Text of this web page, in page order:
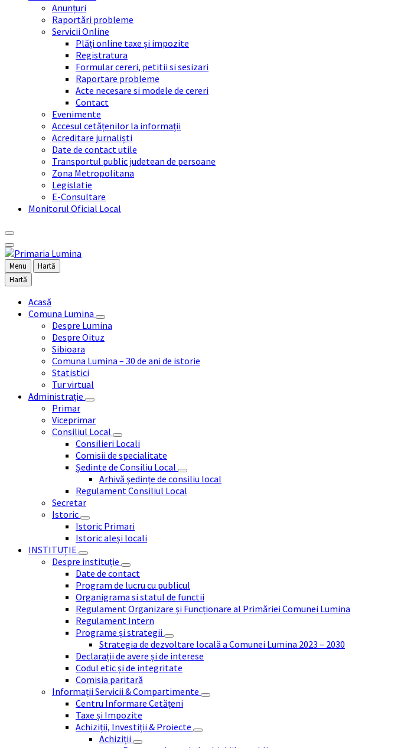
Anunțuri
Raportări probleme
Servicii Online
Plăți online taxe și impozite
Registratura
Formular cereri, petitii si sesizari
Raportare probleme
Acte necesare si modele de cereri
Contact
Evenimente
Accesul cetățenilor la informații
Acreditare jurnaliști
Date de contact utile
Transportul public judetean de persoane
Zona Metropolitana
Legislatie
E-Consultare
Monitorul Oficial Local
Menu
Hartă
Hartă
Acasă
Comuna Lumina
Despre Lumina
Despre Oituz
Sibioara
Comuna Lumina – 30 de ani de istorie
Statistici
Tur virtual
Administrație
Primar
Viceprimar
Consiliul Local
Consilieri Locali
Comisii de specialitate
Ședinte de Consiliu Local
Arhivă ședințe de consiliu local
Regulament Consiliul Local
Secretar
Istoric
Istoric Primari
Istoric aleși locali
INSTITUȚIE
Despre instituție
Date de contact
Program de lucru cu publicul
Organigrama si statul de functii
Regulament Organizare și Funcționare al Primăriei Comunei Lumina
Regulament Intern
Programe și strategii
Strategia de dezvoltare locală a Comunei Lumina 2023 – 2030
Declarații de avere și de interese
Codul etic și de integritate
Comisia paritară
Informații Servicii & Compartimente
Centru Informare Cetățeni
Taxe și Impozite
Achiziții, Investiții & Proiecte
Achiziții